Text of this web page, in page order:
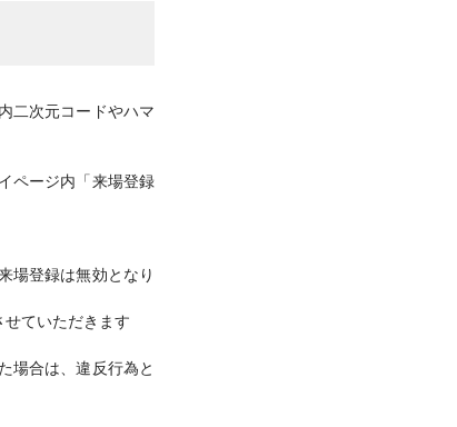
二次元コードやハマ
ページ内「来場登録
場登録は無効となり
ていただきます
場合は、違反行為と